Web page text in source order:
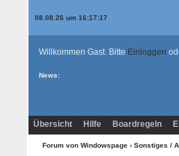
08.08.26 um 16:17:17
Willkommen Gast. Bitte Einloggen
News:
Übersicht Hilfe Boardregeln
Forum von Windowspage› Sonstiges /